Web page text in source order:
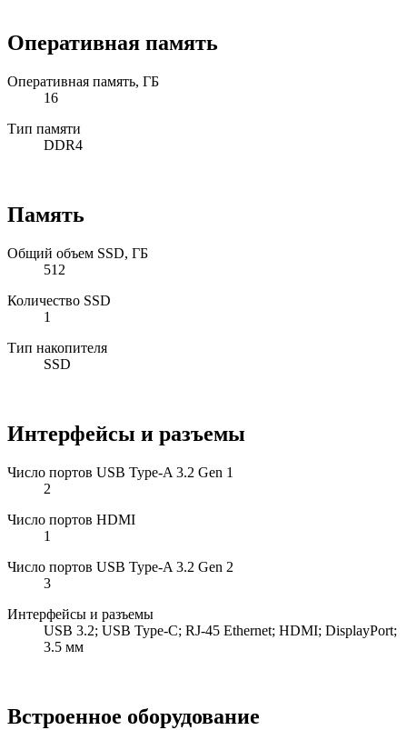
Оперативная память
Оперативная память, ГБ
16
Тип памяти
DDR4
Память
Общий объем SSD, ГБ
512
Количество SSD
1
Тип накопителя
SSD
Интерфейсы и разъемы
Число портов USB Type-A 3.2 Gen 1
2
Число портов HDMI
1
Число портов USB Type-A 3.2 Gen 2
3
Интерфейсы и разъемы
USB 3.2; USB Type-C; RJ-45 Ethernet; HDMI; DisplayPort;
3.5 мм
Встроенное оборудование